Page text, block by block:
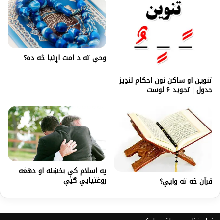
تنوین او ساکن نون احکام لنډیز
جدول | تجوید ۶ لوست
وحې ته د امت اړتیا څه ده؟
قرآن څه ته وایي؟
په اسلام کې بخښنه او دهغه
روغتیایي ګټې